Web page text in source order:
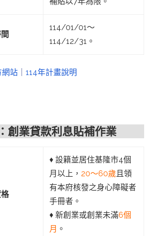
114/01/01～
114/12/31。
網站 114年計畫說明
創業貸款利息貼補作業
♦︎ 設籍並居住基隆市4個
月以上， 20～60歲 且領
有本府核發之身心障礙者
手冊者。
♦︎ 新創業或創業未滿6個
月 。